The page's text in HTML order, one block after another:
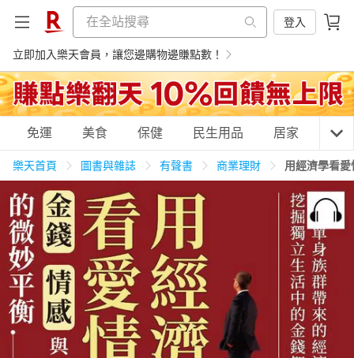
登入
立即加入樂天會員，讓您邊購物邊賺點數！
購物網分類
天天免運 美食蛋糕 養生保健 民生用品
居家生活 3C家電 運動休閒 親子玩具
女裝 男裝 化妝保養 情趣用品
免運 美食 保健 民生用品 居家 3C
樂天首頁 圖書與雜誌 有聲書 商業理財 用經濟學看